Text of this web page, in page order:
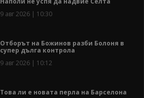
9 авг 2026 | 10:30
Отборът на Божинов разби Болоня в
супер дълга контрола
9 авг 2026 | 10:12
Това ли е новата перла на Барселона